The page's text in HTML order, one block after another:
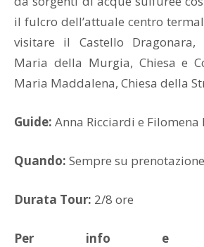
il fulcro dell’attuale centro
visitare il Castello Dragonara,
Maria della Murgia, Chiesa e
Maria Maddalena, Chiesa della
Guide: Anna Ricciardi e Filomena
Quando: Sempre su prenotazione
Durata Tour: 2/8 ore
Per info e